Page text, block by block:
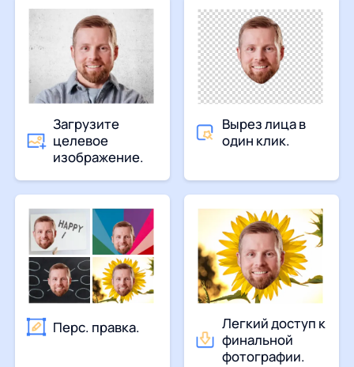
Загрузите
целевое
изображение.
Вырез лица в
один клик.
Перс. правка.
Легкий доступ к
финальной
фотографии.